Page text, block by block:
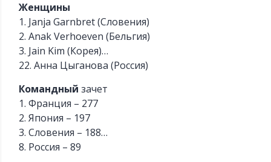
Женщины
1. Janja Garnbret (Словения)
2. Anak Verhoeven (Бельгия)
3. Jain Kim (Корея)…
22. Анна Цыганова (Россия)
Командный зачет
1. Франция – 277
2. Япония – 197
3. Словения – 188…
8. Россия – 89